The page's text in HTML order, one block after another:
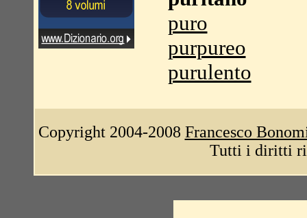
puro
purpureo
purulento
Copyright 2004-2008 Francesco
Tutti i diritti